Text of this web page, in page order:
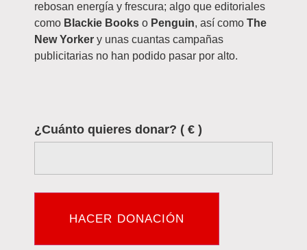
rebosan energía y frescura; algo que editoriales
como Blackie Books o Penguin, así como The
New Yorker y unas cuantas campañas
publicitarias no han podido pasar por alto.
¿Cuánto quieres donar? ( € )
HACER DONACIÓN